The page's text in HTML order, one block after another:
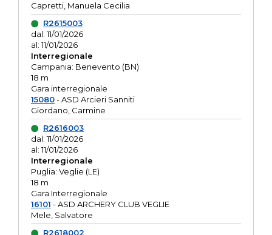
Capretti, Manuela Cecilia
R2615003
dal: 11/01/2026
al: 11/01/2026
Interregionale
Campania: Benevento (BN)
18 m
Gara interregionale
15080- ASD Arcieri Sanniti
Giordano, Carmine
R2616003
dal: 11/01/2026
al: 11/01/2026
Interregionale
Puglia: Veglie (LE)
18 m
Gara Interregionale
16101 - ASD ARCHERY CLUB VEGLIE
Mele, Salvatore
R2618002